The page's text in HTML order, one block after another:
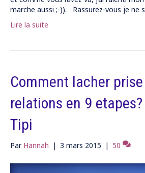
marche aussi ;-)). Rassurez-vous je ne
Lire la suite
Comment lacher
relations en 9
Tipi
Par Hannah | 3 mars 2015 | 50